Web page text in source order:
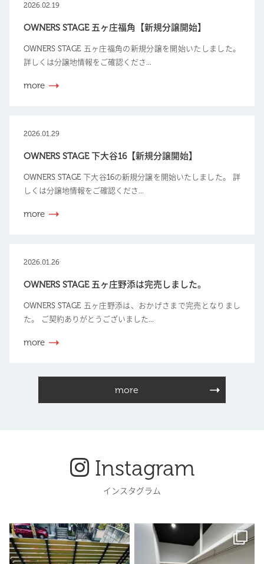
2026.02.19
OWNERS STAGE 五ヶ庄福角【新規分譲開始】
OWNERS STAGE 五ヶ庄福角の新規分譲を開始いたしました。
詳しくは分譲地情報をご確認くださ...
more
2026.01.29
OWNERS STAGE 下大谷16【新規分譲開始】
OWNERS STAGE 下大谷16の新規分譲を開始いたしました。 詳
しくは分譲地情報をご確認くださ...
more
2026.01.26
OWNERS STAGE 五ヶ庄野添は完売しました。
OWNERS STAGE 五ヶ庄野添は、おかげさまで完売となりまし
た。 ご契約ありがとうございました...
more
more
Instagram
インスタグラム